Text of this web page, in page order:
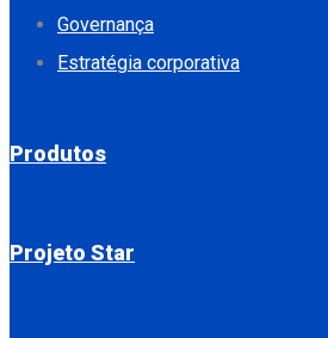
Governança
Estratégia corporativa
Produtos
Projeto Star